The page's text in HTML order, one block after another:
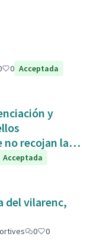
0 Acceptada
y
recojan las
Acceptada
del vilarenc,
0 0